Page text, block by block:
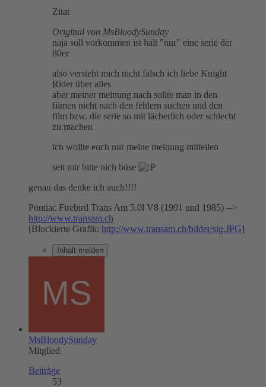
Zitat
Original von MsBloodySunday
naja soll vorkommen ist halt "nur" eine serie der
80er
also versteht mich nicht falsch ich liebe Knight
Rider über alles
aber meiner meinung nach sollte man in den
filmen nicht nach den fehlern suchen und den
film bzw. die serie so mit lächerlich oder schlecht
zu machen
ich wollte euch nur meine meinung mitteilen
seit mir bitte nich böse
genau das denke ich auch!!!!
Pontiac Firebird Trans Am 5.0l V8 (1991 und 1985) -->
http://www.transam.ch
[Blockierte Grafik: http://www.transam.ch/bilder/sig.JPG]
Inhalt melden
MsBloodySunday
Mitglied
Beiträge
53